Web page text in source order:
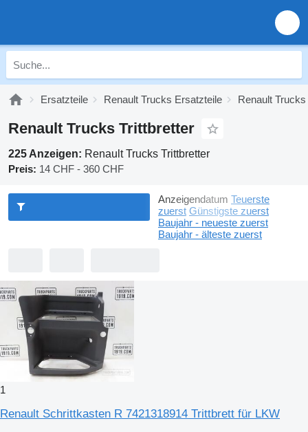
Ersatzteile Renault Trucks Ersatzteile Renault
Renault Trucks Trittbretter
225 Anzeigen: Renault Trucks Trittbretter
Preis: 14 CHF - 360 CHF
Anzeigendatum Teuerste
zuerst Günstigste zuerst
Baujahr - neueste zuerst
Baujahr - älteste zuerst
1
Renault Schrittkasten R 7421318914 Trittbrett für LKW